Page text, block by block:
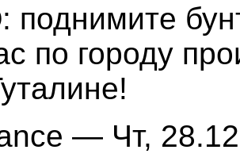
по городу
— Чт,